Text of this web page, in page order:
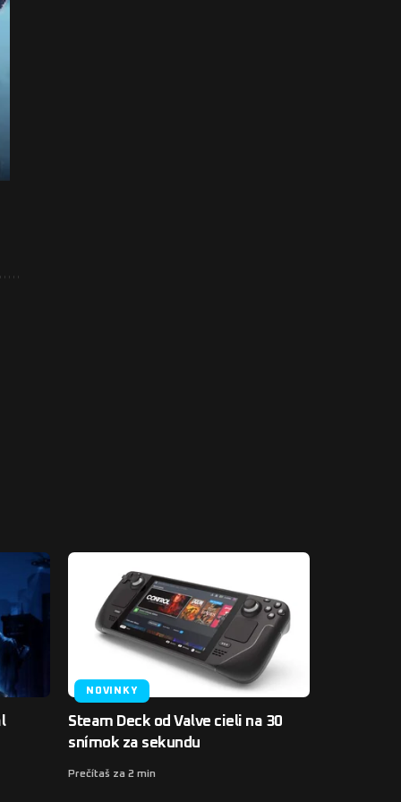
NOVINKY
Steam Deck od Valve cieli na 30
snímok za sekundu
Prečítaš za 2 min